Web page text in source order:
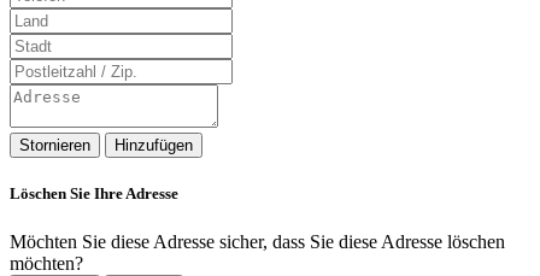
Stornieren Hinzufügen
Löschen Sie Ihre Adresse
Möchten Sie diese Adresse sicher, dass Sie diese Adresse löschen
möchten?